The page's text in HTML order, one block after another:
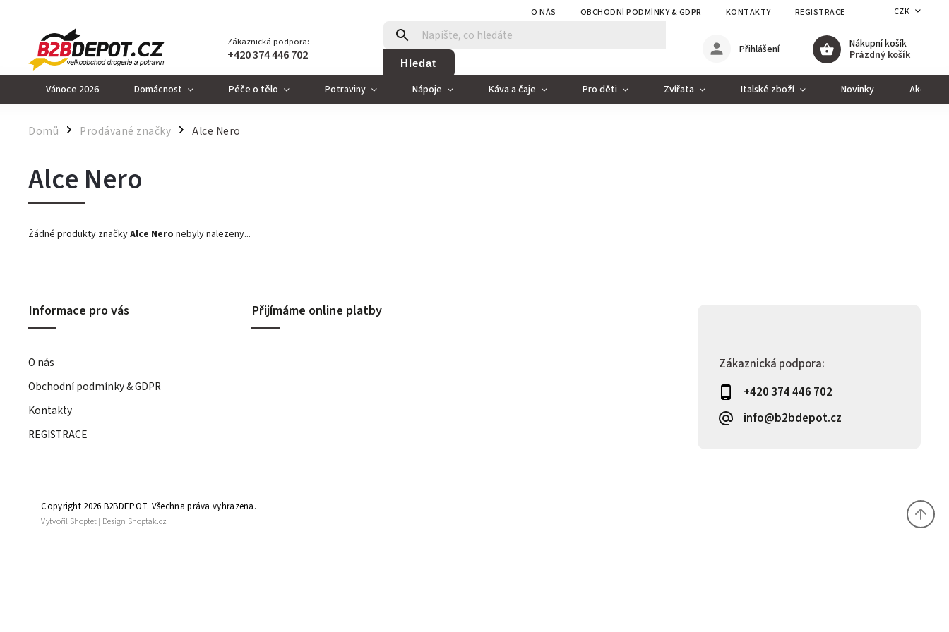
O NÁS OBCHODNÍ PODMÍNKY & GDPR KONTAKTY REGISTRACE CZK
Zákaznická podpora:
+420 374 446 702 Hledat
Nákupní košík
Prázdný košík
Přihlášení
Vánoce 2026 Domácnost Péče o tělo Potraviny Nápoje Káva a čaje Pro děti Zvířata Italské zboží Novinky Akce
Domů / Prodávané značky / Alce Nero
Alce Nero
Žádné produkty značkyAlce Nero nebyly nalezeny...
Zákaznická podpora:
+420 374 446 702
info@b2bdepot.cz
Informace pro vás
O nás
Obchodní podmínky & GDPR
Kontakty
REGISTRACE
Přijímáme online platby
Copyright 2026 B2BDEPOT. Všechna práva vyhrazena.
Vytvořil Shoptet| Design Shoptak.cz